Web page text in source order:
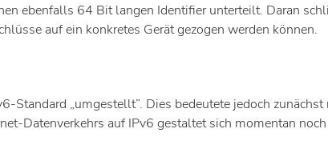
ebenfalls 64 Bit langen Identifier unterteilt. Daran
auf ein konkretes Gerät gezogen werden können.
Standard „umgestellt”. Dies bedeutete jedoch
Datenverkehrs auf IPv6 gestaltet sich momentan